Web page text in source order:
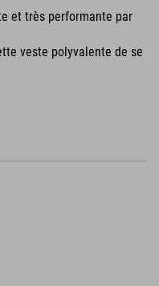
et très performante par
veste polyvalente de se